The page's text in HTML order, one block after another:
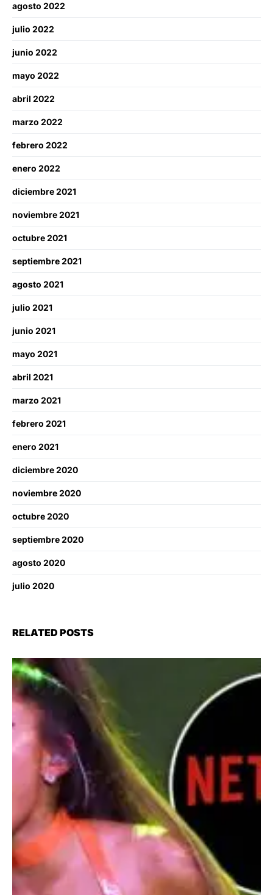
agosto 2022
julio 2022
junio 2022
mayo 2022
abril 2022
marzo 2022
febrero 2022
enero 2022
diciembre 2021
noviembre 2021
octubre 2021
septiembre 2021
agosto 2021
julio 2021
junio 2021
mayo 2021
abril 2021
marzo 2021
febrero 2021
enero 2021
diciembre 2020
noviembre 2020
octubre 2020
septiembre 2020
agosto 2020
julio 2020
RELATED POSTS